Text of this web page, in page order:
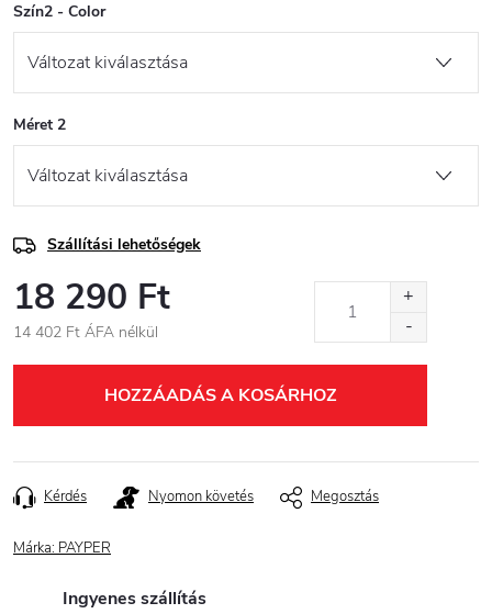
Szín2 - Color
Méret 2
Szállítási lehetőségek
18 290 Ft
14 402 Ft ÁFA nélkül
HOZZÁADÁS A KOSÁRHOZ
Kérdés Nyomon követés Megosztás
Márka: PAYPER
Ingyenes szállítás